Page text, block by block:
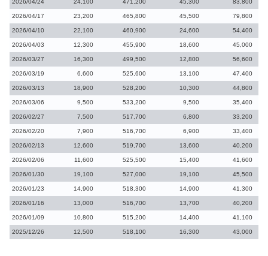
2026/04/24 24,100 471,200 45,300 83,800
2026/04/17 23,200 465,800 45,500 79,800
2026/04/10 22,100 460,900 24,600 54,400
2026/04/03 12,300 455,900 18,600 45,000
2026/03/27 16,300 499,500 12,800 56,600
2026/03/19 6,600 525,600 13,100 47,400
2026/03/13 18,900 528,200 10,300 44,800
2026/03/06 9,500 533,200 9,500 35,400
2026/02/27 7,500 517,700 6,800 33,200
2026/02/20 7,900 516,700 6,900 33,400
2026/02/13 12,600 519,700 13,600 40,200
2026/02/06 11,600 525,500 15,400 41,600
2026/01/30 19,100 527,000 19,100 45,500
2026/01/23 14,900 518,300 14,900 41,300
2026/01/16 13,000 516,700 13,700 40,200
2026/01/09 10,800 515,200 14,400 41,100
2025/12/26 12,500 518,100 16,300 43,000